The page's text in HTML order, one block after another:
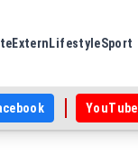
Extern LifestyleSport
YouTube